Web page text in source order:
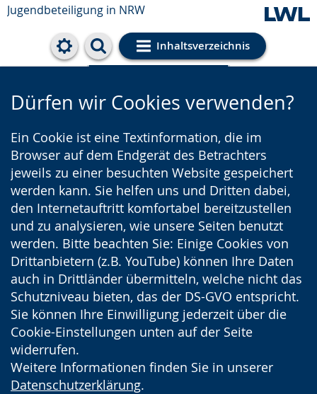
Jugendbeteiligung in NRW
Inhaltsverzeichnis
Cookie-Einstellungen
Dürfen wir Cookies verwenden?
Ein Cookie ist eine Textinformation, die im
Browser auf dem Endgerät des Betrachters
jeweils zu einer besuchten Website gespeichert
werden kann. Sie helfen uns und Dritten dabei,
den Internetauftritt komfortabel bereitzustellen
und zu analysieren, wie unsere Seiten benutzt
werden. Bitte beachten Sie: Einige Cookies von
Drittanbietern (z.B. YouTube) können Ihre Daten
auch in Drittländer übermitteln, welche nicht das
Schutzniveau bieten, das der DS-GVO entspricht.
Sie können Ihre Einwilligung jederzeit über die
Cookie-Einstellungen unten auf der Seite
widerrufen.
Weitere Informationen finden Sie in unserer
Datenschutzerklärung.